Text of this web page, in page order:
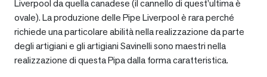
Liverpool da quella canadese (il cannello di quest’ultima è
ovale). La produzione delle Pipe Liverpool è rara perché
richiede una particolare abilità nella realizzazione da parte
degli artigiani e gli artigiani Savinelli sono maestri nella
realizzazione di questa Pipa dalla forma caratteristica.